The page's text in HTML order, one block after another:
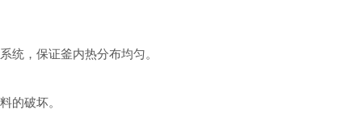
，保证釜内热分布均匀。
的破坏。